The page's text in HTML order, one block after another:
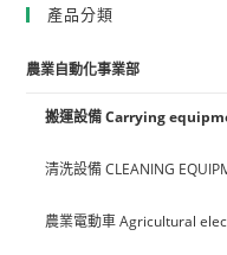
產品分類
農業自動化事業部
搬運設備 Carrying
清洗設備 CLEANING
農業電動車 Agricultural